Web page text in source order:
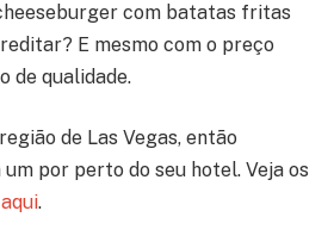
com batatas fritas
E mesmo com o preço
de qualidade.
de Las Vegas, então
por perto do seu hotel. Veja os
.